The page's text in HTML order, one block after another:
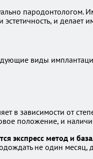
пародонтологом.
и
виды
в зависимости от
положение, и
экспресс метод и
не один месяц,